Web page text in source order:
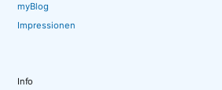
myBlog
Impressionen
Info